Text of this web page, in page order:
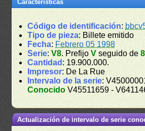
Características
Código de identificación:
Tipo de pieza: Billete emitido
Fecha: Febrero 05 1998
Serie:V8. PrefijoV seguido de8
Cantidad : 19.900.000.
Impresor: De La Rue
Intervalo de la serie:
Conocido V45511659 -
Actualización de intervalo de serie